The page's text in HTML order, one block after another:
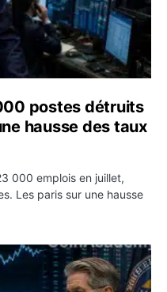
postes détruits
hausse des taux
000 emplois en juillet,
Les paris sur une hausse
euros sans prévenir la